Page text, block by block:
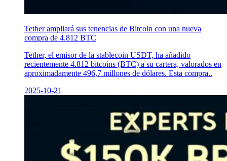
Tether ampliará sus tenencias de Bitcoin con una nueva
compra de 4.812 BTC
Tether, el emisor de la stablecoin USDT, ha añadido
recientemente 4.812 bitcoins (BTC) a su cartera, valorados en
aproximadamente 496,7 millones de dólares. Esta compra..
2025-10-21